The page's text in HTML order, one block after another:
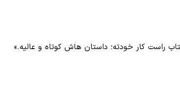
راست کار خودته؛ داستان هاش کوتاه و عالیه.»